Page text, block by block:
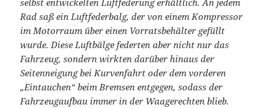
selbst entwickelten Luftfederung erhältlich. An jedem
Rad saß ein Luftfederbalg, der von einem Kompressor
im Motorraum über einen Vorratsbehälter gefüllt
wurde. Diese Luftbälge federten aber nicht nur das
Fahrzeug, sondern wirkten darüber hinaus der
Seitenneigung bei Kurvenfahrt oder dem vorderen
„Eintauchen“ beim Bremsen entgegen, sodass der
Fahrzeugaufbau immer in der Waagerechten blieb.